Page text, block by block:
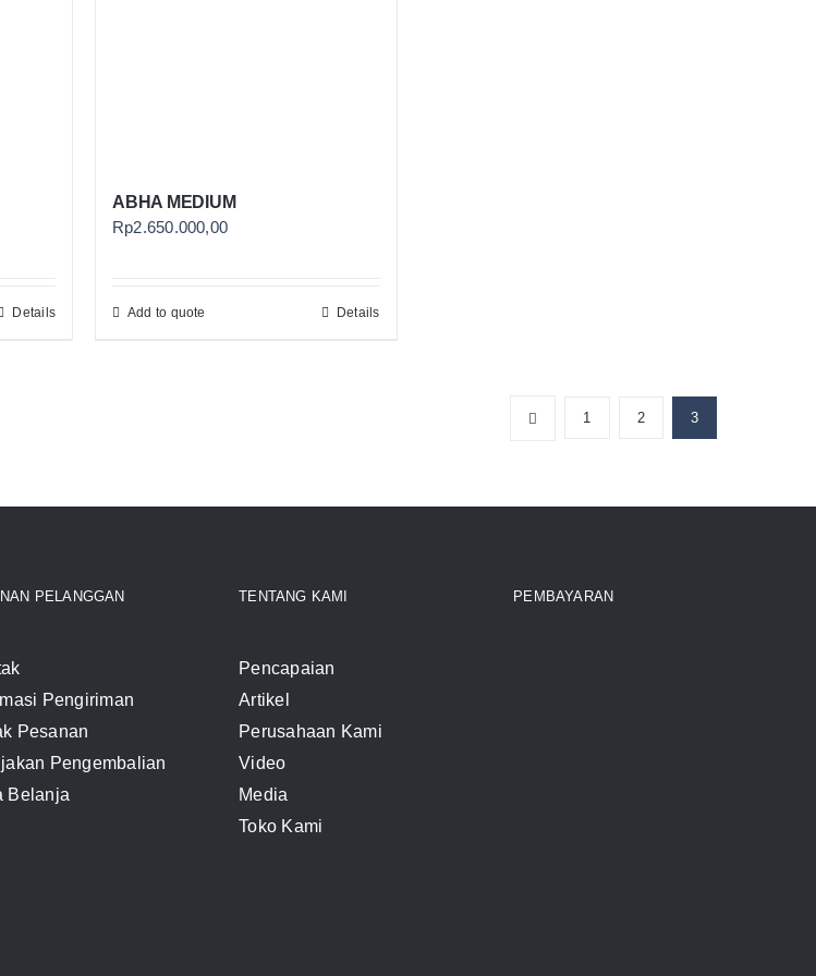
Details
ABHA MEDIUM
Rp2.650.000,00
Add to quote Details
1 2 3
PELANGGAN
Pengiriman
Pesanan
Pengembalian
Belanja
TENTANG KAMI
Pencapaian
Artikel
Perusahaan Kami
Video
Media
Toko Kami
PEMBAYARAN